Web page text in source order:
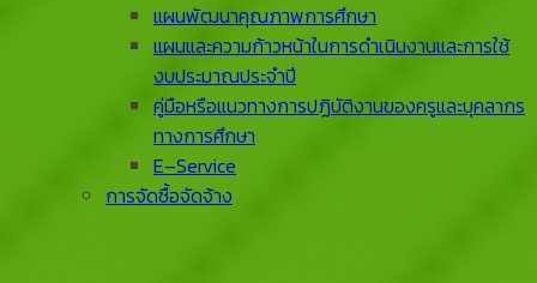
แผนพัฒนาคุณภาพการศึกษา
แผนและความก้าวหน้าในการดําเนินงานและการใช้
งบประมาณประจําปี
คู่มือหรือแนวทางการปฏิบัติงานของครูและบุคลากร
ทางการศึกษา
E–Service
การจัดซื้อจัดจ้าง